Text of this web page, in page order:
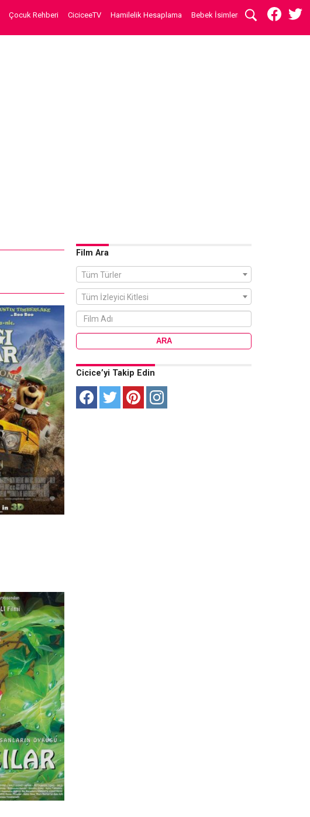
Çocuk Rehberi CiciceeTV Hamilelik Hesaplama Bebek İsimleri
Film Ara
Tüm Türler
Tüm İzleyici Kitlesi
Cicice’yi Takip Edin